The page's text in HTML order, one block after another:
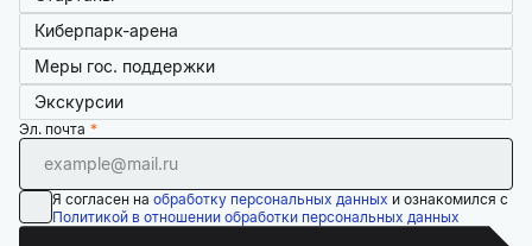
Киберпарк-арена
Меры гос. поддержки
Экскурсии
Эл. почта
Я согласен на обработку персональных данных и ознакомился с
Политикой в отношении обработки персональных данных